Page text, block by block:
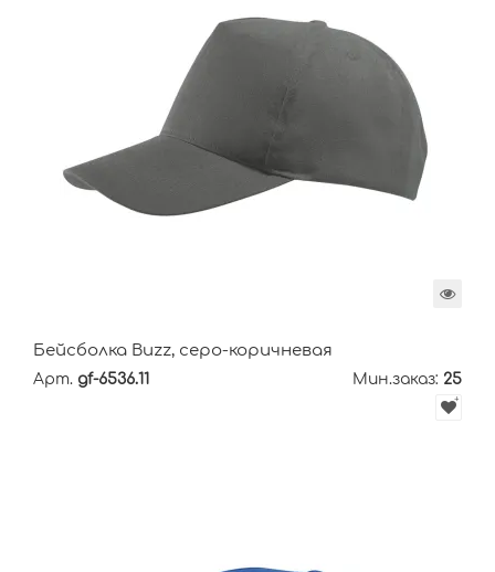
Бейсболка Buzz, cеро-коричневая
Арт. gf-6536.11 Мин.заказ: 25